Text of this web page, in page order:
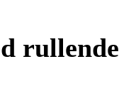
rullende